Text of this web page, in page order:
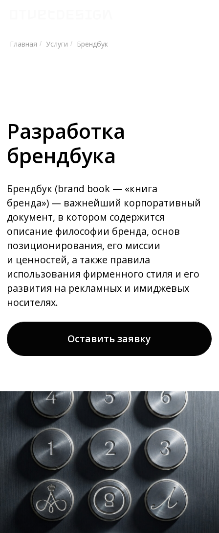
Главная / Услуги / Брендбук
Брендбук (brand book — «книга
бренда») — важнейший корпоративный
документ, в котором содержится
описание философии бренда, основ
и ценностей, а также правила
использования фирменного стиля и его
развития на рекламных и имиджевых
носителях.
Оставить заявку